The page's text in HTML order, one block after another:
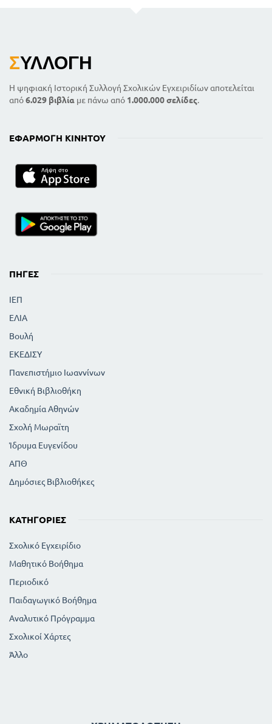
ΣΥΛΛΟΓΉ
Η ψηφιακή Ιστορική Συλλογή Σχολικών Εγχειριδίων αποτελείται
από6.029 βιβλία με πάνω από 1.000.000 σελίδες.
ΕΦΑΡΜΟΓΉ ΚΙΝΗΤΟΎ
ΠΗΓΈΣ
ΙΕΠ
ΕΛΙΑ
Βουλή
ΕΚΕΔΙΣΥ
Πανεπιστήμιο Ιωαννίνων
Εθνική Βιβλιοθήκη
Ακαδημία Αθηνών
Σχολή Μωραϊτη
Ίδρυμα Ευγενίδου
ΑΠΘ
Δημόσιες Βιβλιοθήκες
ΚΑΤΗΓΟΡΊΕΣ
Σχολικό Εγχειρίδιο
Μαθητικό Βοήθημα
Περιοδικό
Παιδαγωγικό Βοήθημα
Αναλυτικό Πρόγραμμα
Σχολικοί Χάρτες
Άλλο